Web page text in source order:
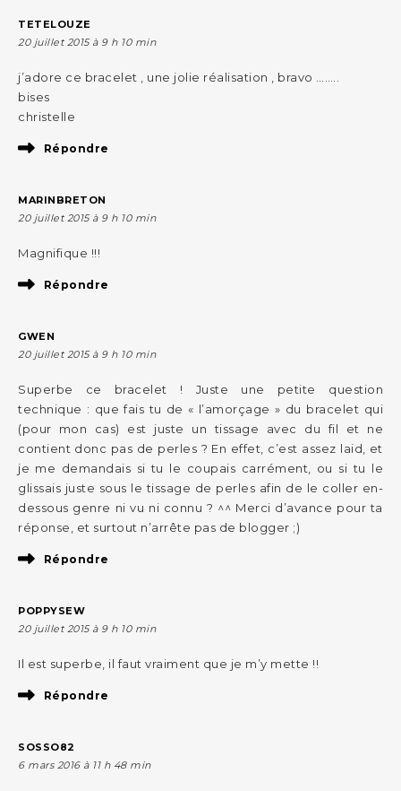
TETELOUZE
20 juillet 2015 à 9 h 10 min
j’adore ce bracelet , une jolie réalisation , bravo ……..
bises
christelle
Répondre
MARINBRETON
20 juillet 2015 à 9 h 10 min
Magnifique !!!
Répondre
GWEN
20 juillet 2015 à 9 h 10 min
Superbe ce bracelet ! Juste une petite question
technique : que fais tu de « l’amorçage » du bracelet qui
(pour mon cas) est juste un tissage avec du fil et ne
contient donc pas de perles ? En effet, c’est assez laid, et
je me demandais si tu le coupais carrément, ou si tu le
glissais juste sous le tissage de perles afin de le coller en-
dessous genre ni vu ni connu ? ^^ Merci d’avance pour ta
réponse, et surtout n’arrête pas de blogger ;)
Répondre
POPPYSEW
20 juillet 2015 à 9 h 10 min
Il est superbe, il faut vraiment que je m’y mette !!
Répondre
SOSSO82
6 mars 2016 à 11 h 48 min